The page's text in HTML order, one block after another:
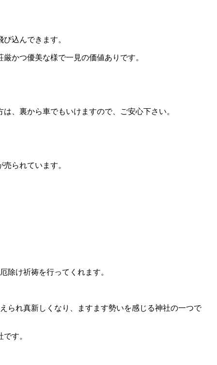
込んできます。
かつ優美な様で一見の価値ありです。
、裏から車でもいけますので、ご安心下さい。
られています。
除け祈祷を行ってくれます。
られ真新しくなり、ますます勢いを感じる神社の一つで
す。